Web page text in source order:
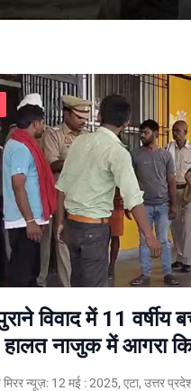
विवाद में 11 वर्षीय
हालत नाजुक में आगरा
मिरर न्यूज़: 12 मई : 2025, एटा, उत्तर